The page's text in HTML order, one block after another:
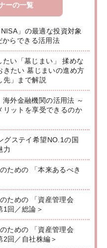
ーの一覧
」の最適な投資対象
からできる活用法
い「墓じまい」 揉めな
きたい 墓じまいの進め方
先」まで解説
外金融機関の活用法 ～
リットを享受できるのか
グステイ希望NO.1の国
力
ための 「本来あるべき
ための 「資産管理会
1回／総論＞
ための 「資産管理会
回／自社株編＞